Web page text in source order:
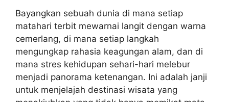
Bayangkan sebuah dunia di mana setiap
matahari terbit mewarnai langit dengan warna
cemerlang, di mana setiap langkah
mengungkap rahasia keagungan alam, dan di
mana stres kehidupan sehari-hari melebur
menjadi panorama ketenangan. Ini adalah janji
untuk menjelajah destinasi wisata yang